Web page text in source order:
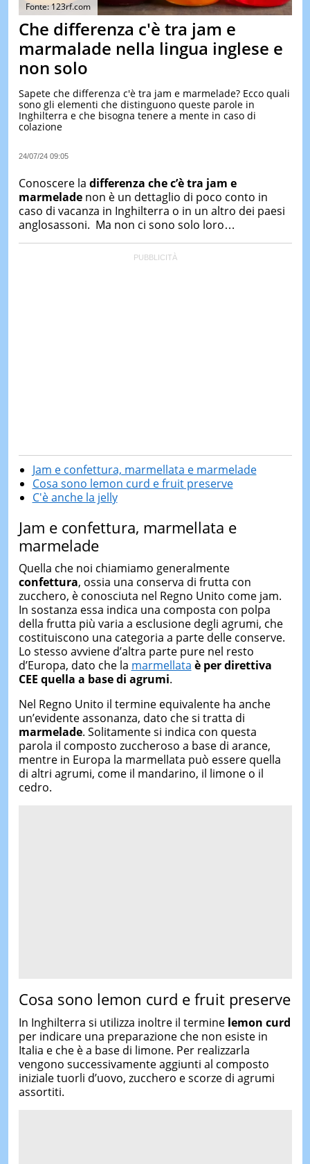
&
TEST
&
LE
Fonte: 123rf.com
Che differenza c'è tra jam e
marmalade nella lingua inglese e
non solo
Sapete che differenza c'è tra jam e marmelade? Ecco quali
sono gli elementi che distinguono queste parole in
Inghilterra e che bisogna tenere a mente in caso di
colazione
24/07/24 09:05
Conoscere la differenza che c’è tra jam e
marmeladenon è un dettaglio di poco conto in
caso di vacanza in Inghilterra o in un altro dei paesi
anglosassoni. Ma non ci sono solo loro…
Jam e confettura, marmellata e marmelade
Cosa sono lemon curd e fruit preserve
C'è anche la jelly
Jam e confettura, marmellata e
marmelade
Quella che noi chiamiamo generalmente
confettura, ossia una conserva di frutta con
zucchero, è conosciuta nel Regno Unito come jam.
In sostanza essa indica una composta con polpa
della frutta più varia a esclusione degli agrumi, che
costituiscono una categoria a parte delle conserve.
Lo stesso avviene d’altra parte pure nel resto
d’Europa, dato che la marmellata è per direttiva
CEE quella a base di agrumi.
Nel Regno Unito il termine equivalente ha anche
un’evidente assonanza, dato che si tratta di
marmelade. Solitamente si indica con questa
parola il composto zuccheroso a base di arance,
mentre in Europa la marmellata può essere quella
di altri agrumi, come il mandarino, il limone o il
cedro.
Cosa sono lemon curd e fruit preserve
In Inghilterra si utilizza inoltre il terminelemon curd
per indicare una preparazione che non esiste in
Italia e che è a base di limone. Per realizzarla
vengono successivamente aggiunti al composto
iniziale tuorli d’uovo, zucchero e scorze di agrumi
assortiti.